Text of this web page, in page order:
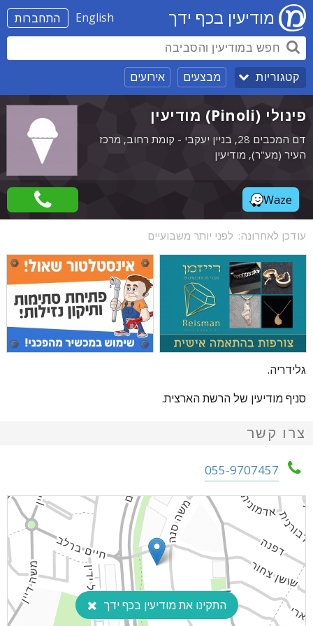
התחברות English מודיעין בכף ידך
קטגוריות מבצעים אירועים
פינולי (Pinoli) מודיעין
דם המכבים 28, בניין יעקבי - קומת רחוב, מרכז
העיר (מע"ר), מודיעין
Waze
עודכן לאחרונה: לפני יותר משבועיים
גלידריה.
סניף מודיעין של הרשת הארצית.
צרו קשר
055-9707457
התקינו את מודיעין בכף ידך